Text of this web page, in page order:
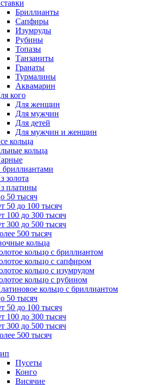
Бриллианты
Сапфиры
Изумруды
Рубины
Топазы
Танзаниты
Гранаты
Турмалины
Аквамарин
кого
Для женщин
Для мужчин
Для детей
Для мужчин и женщин
кольца
кольца
золота
платины
50 тысяч
50 до 100 тысяч
100 до 300 тысяч
300 до 500 тысяч
500 тысяч
кольца
кольцо с бриллиантом
кольцо с сапфиром
кольцо с изумрудом
кольцо с рубином
кольцо с бриллиантом
50 тысяч
50 до 100 тысяч
100 до 300 тысяч
300 до 500 тысяч
500 тысяч
Пусеты
Конго
Висячие